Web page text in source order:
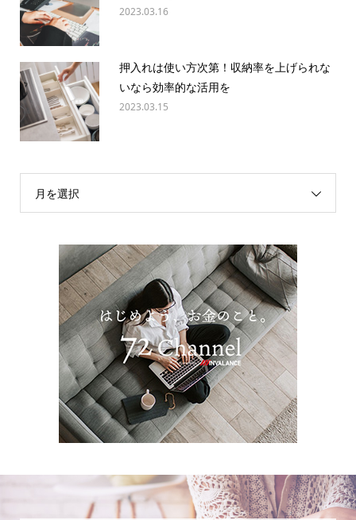
2023.03.16
押入れは使い方次第！収納率を上げられな
いなら効率的な活用を
2023.03.15
月を選択